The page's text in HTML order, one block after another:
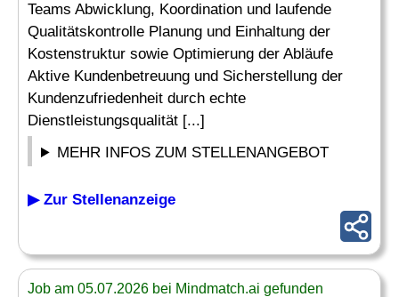
Teams Abwicklung, Koordination und laufende
Qualitätskontrolle Planung und Einhaltung der
Kostenstruktur sowie Optimierung der Abläufe
Aktive Kundenbetreuung und Sicherstellung der
Kundenzufriedenheit durch echte
Dienstleistungsqualität [...]
MEHR INFOS ZUM STELLENANGEBOT
▶ Zur Stellenanzeige
Job am 05.07.2026 bei Mindmatch.ai gefunden